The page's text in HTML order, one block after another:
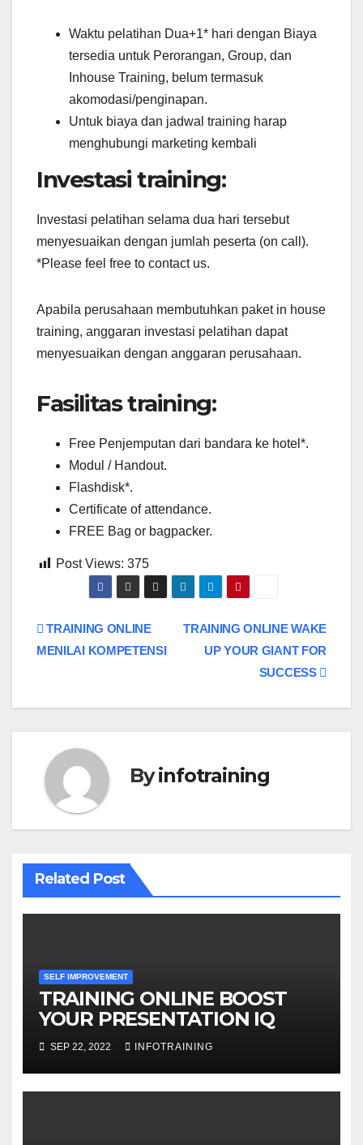
Waktu pelatihan Dua+1* hari dengan Biaya
tersedia untuk Perorangan, Group, dan
Inhouse Training, belum termasuk
akomodasi/penginapan.
Untuk biaya dan jadwal training harap
menghubungi marketing kembali
Investasi training:
Investasi pelatihan selama dua hari tersebut
menyesuaikan dengan jumlah peserta (on call).
*Please feel free to contact us.
Apabila perusahaan membutuhkan paket in house
training, anggaran investasi pelatihan dapat
menyesuaikan dengan anggaran perusahaan.
Fasilitas training:
Free Penjemputan dari bandara ke hotel*.
Modul / Handout.
Flashdisk*.
Certificate of attendance.
FREE Bag or bagpacker.
Post Views: 375
Post
TRAINING ONLINE WAKE
UP YOUR GIANT FOR
SUCCESS
TRAINING ONLINE
MENILAI KOMPETENSI
Byinfotraining
Related Post
SELF IMPROVEMENT
TRAINING ONLINE BOOST
YOUR PRESENTATION IQ
SEP 22, 2022 INFOTRAINING